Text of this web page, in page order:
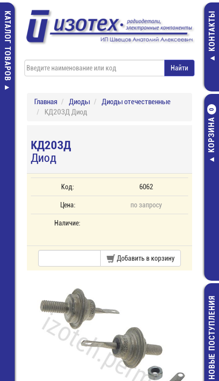
КАТАЛОГ ТОВАРОВ КОНТАКТЫ
КОРЗИНА
0
S1014
НОВЫЕ ПОСТУПЛЕНИЯ
Главная Диоды
Диоды отечественные
КД203Д Диод
КД203Д
Диод
Код: 6062
Цена: по запросу
Наличие:
Добавить в корзину